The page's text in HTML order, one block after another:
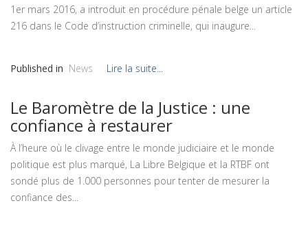
1er mars 2016, a introduit en procédure pénale belge un article
216 dans le Code d’instruction criminelle, qui inaugure...
Published in News Lire la suite...
Le Baromètre de la Justice : une
confiance à restaurer
À l’heure où le clivage entre le monde judiciaire et le monde
politique est plus marqué, La Libre Belgique et la RTBF ont
sondé plus de 1.000 personnes pour tenter de mesurer la
confiance des...